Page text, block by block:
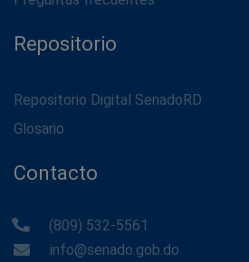
Repositorio
Repositorio Digital SenadoRD
Glosario
Contacto
(809) 532-5561
info@senado.gob.do